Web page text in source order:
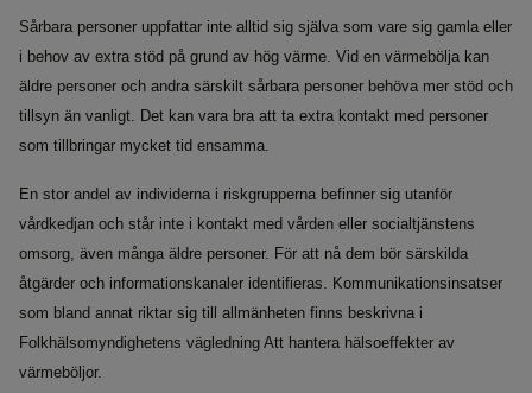
Sårbara personer uppfattar inte alltid sig själva som vare sig gamla eller
i behov av extra stöd på grund av hög värme. Vid en värmebölja kan
äldre personer och andra särskilt sårbara personer behöva mer stöd och
tillsyn än vanligt. Det kan vara bra att ta extra kontakt med personer
som tillbringar mycket tid ensamma.
En stor andel av individerna i riskgrupperna befinner sig utanför
vårdkedjan och står inte i kontakt med vården eller socialtjänstens
omsorg, även många äldre personer. För att nå dem bör särskilda
åtgärder och informationskanaler identifieras. Kommunikationsinsatser
som bland annat riktar sig till allmänheten finns beskrivna i
Folkhälsomyndighetens vägledning Att hantera hälsoeffekter av
värmeböljor.